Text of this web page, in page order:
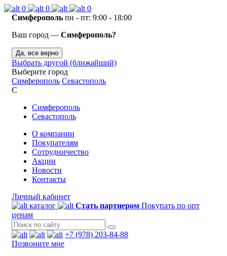
0 0
0
Симферополь пн - пт: 9:00 - 18:00
Ваш город — Симферополь?
Да, все верно
Выбрать другой (ближайший)
Выберите город
Симферополь Севастополь
С
Симферополь
Севастополь
О компании
Покупателям
Сотрудничество
Акции
Новости
Контакты
Личный кабинет
каталог
Стать партнером Покупать по опт
ценам
+7 (978) 203-84-88
Позвоните мне